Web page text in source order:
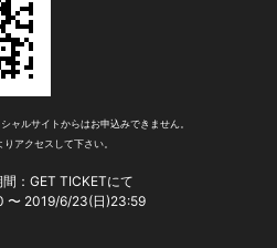
ャルサイトからはお申込みできません。
アクセスして下さい。
：GET TICKETにて
〜 2019/6/23(日)23:59